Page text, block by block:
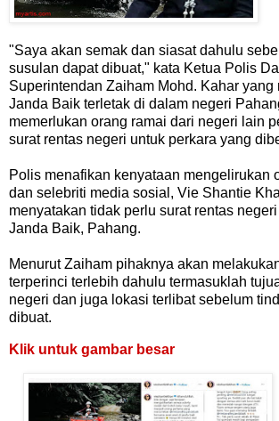
"Saya akan semak dan siasat dahulu
susulan dapat dibuat," kata Ketua Polis
Superintendan Zaiham Mohd. Kahar yang
Janda Baik terletak di dalam negeri
memerlukan orang ramai dari negeri lain
surat rentas negeri untuk perkara yang
Polis menafikan kenyataan mengelirukan
dan selebriti media sosial, Vie Shantie
menyatakan tidak perlu surat rentas
Janda Baik, Pahang.
Menurut Zaiham pihaknya akan
terperinci terlebih dahulu termasuklah
negeri dan juga lokasi terlibat sebelum
dibuat.
Klik untuk gambar besar